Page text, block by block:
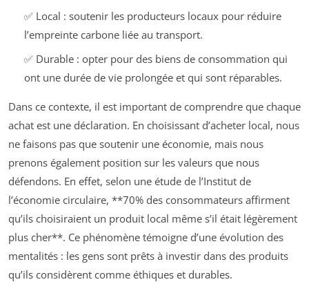
✅ Local : soutenir les producteurs locaux pour réduire
l’empreinte carbone liée au transport.
✅ Durable : opter pour des biens de consommation qui
ont une durée de vie prolongée et qui sont réparables.
Dans ce contexte, il est important de comprendre que chaque
achat est une déclaration. En choisissant d’acheter local, nous
ne faisons pas que soutenir une économie, mais nous
prenons également position sur les valeurs que nous
défendons. En effet, selon une étude de l’Institut de
l’économie circulaire, **70% des consommateurs affirment
qu’ils choisiraient un produit local même s’il était légèrement
plus cher**. Ce phénomène témoigne d’une évolution des
mentalités : les gens sont prêts à investir dans des produits
qu’ils considèrent comme éthiques et durables.